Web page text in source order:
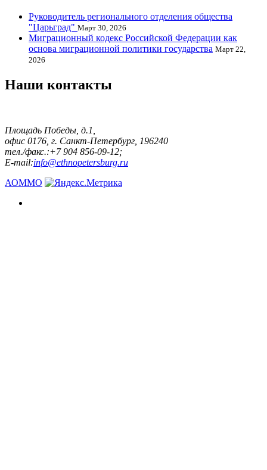
Руководитель регионального отделения общества
"Царьград" Март 30, 2026
Миграционный кодекс Российской Федерации как
основа миграционной политики государства Март 22,
2026
Наши контакты
Площадь Победы, д.1,
офис 0176, г. Санкт-Петербург, 196240
тел./факс.:+7 904 856-09-12;
E-mail:info@ethnopetersburg.ru
АОММО